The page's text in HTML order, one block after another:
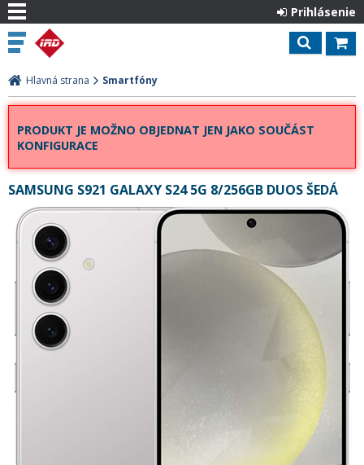
Prihlásenie
Hlavná strana Smartfóny
PRODUKT JE MOŽNO OBJEDNAT JEN JAKO SOUČÁST
KONFIGURACE
SAMSUNG S921 GALAXY S24 5G 8/256GB DUOS ŠEDÁ